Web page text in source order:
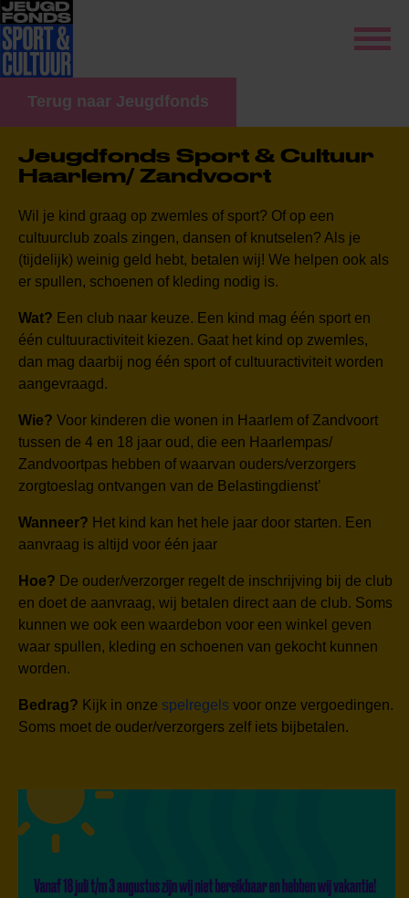
Terug naar Jeugdfonds
Jeugdfonds Sport & Cultuur
Haarlem/ Zandvoort
Wil je kind graag op zwemles of sport? Of op een
cultuurclub zoals zingen, dansen of knutselen? Als je
(tijdelijk) weinig geld hebt, betalen wij! We helpen ook als
er spullen, schoenen of kleding nodig is.
Wat? Een club naar keuze. Een kind mag één sport en
één cultuuractiviteit kiezen. Gaat het kind op zwemles,
dan mag daarbij nog één sport of cultuuractiviteit worden
aangevraagd.
Wie? Voor kinderen die wonen in Haarlem of Zandvoort
tussen de 4 en 18 jaar oud, die een Haarlempas/
Zandvoortpas hebben of waarvan ouders/verzorgers
zorgtoeslag ontvangen van de Belastingdienst’
Wanneer? Het kind kan het hele jaar door starten. Een
aanvraag is altijd voor één jaar
Hoe? De ouder/verzorger regelt de inschrijving bij de club
en doet de aanvraag, wij betalen direct aan de club. Soms
kunnen we ook een waardebon voor een winkel geven
waar spullen, kleding en schoenen van gekocht kunnen
worden.
Bedrag? Kijk in onze spelregels voor onze vergoedingen.
Soms moet de ouder/verzorgers zelf iets bijbetalen.